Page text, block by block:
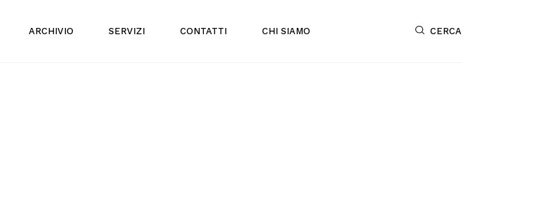
ARCHIVIO SERVIZI CONTATTI CHI SIAMO CERCA